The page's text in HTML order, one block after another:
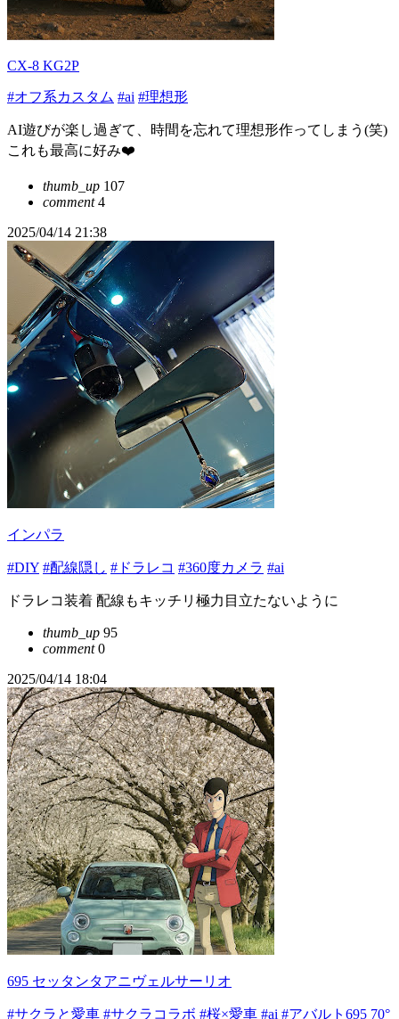
CX-8 KG2P
#オフ系カスタム #ai #理想形
AI遊びが楽し過ぎて、時間を忘れて理想形作ってしまう(笑)
これも最高に好み❤️
thumb_up 107
comment4
2025/04/14 21:38
インパラ
#DIY #配線隠し #ドラレコ #360度カメラ #ai
ドラレコ装着 配線もキッチリ極力目立たないように
thumb_up 95
comment0
2025/04/14 18:04
695 セッタンタアニヴェルサーリオ
#サクラと愛車 #サクラコラボ #桜×愛車 #ai #アバルト695 70°